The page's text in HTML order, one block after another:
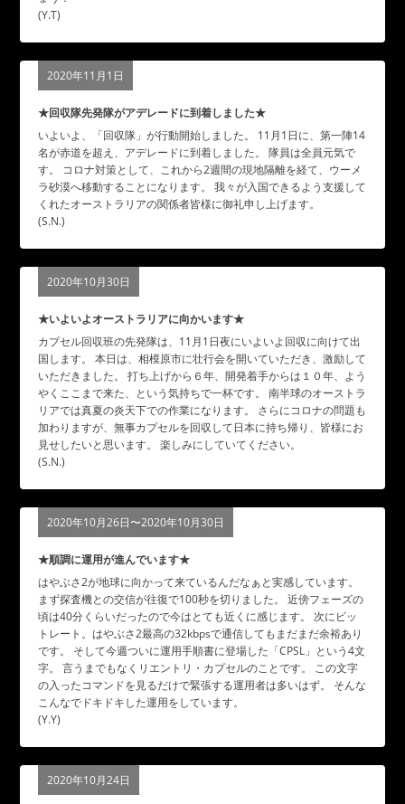
(Y.T)
2020年11月1日
★回収隊先発隊がアデレードに到着しました★
いよいよ、「回収隊」が行動開始しました。 11月1日に、第一陣14
名が赤道を超え、アデレードに到着しました。 隊員は全員元気で
す。 コロナ対策として、これから2週間の現地隔離を経て、ウーメ
ラ砂漠へ移動することになります。 我々が入国できるよう支援して
くれたオーストラリアの関係者皆様に御礼申し上げます。
(S.N.)
2020年10月30日
★いよいよオーストラリアに向かいます★
カプセル回収班の先発隊は、11月1日夜にいよいよ回収に向けて出
国します。 本日は、相模原市に壮行会を開いていただき、激励して
いただきました。 打ち上げから６年、開発着手からは１０年、よう
やくここまで来た、という気持ちで一杯です。 南半球のオーストラ
リアでは真夏の炎天下での作業になります。 さらにコロナの問題も
加わりますが、無事カプセルを回収して日本に持ち帰り、皆様にお
見せしたいと思います。 楽しみにしていてください。
(S.N.)
2020年10月26日〜2020年10月30日
★順調に運用が進んでいます★
はやぶさ2が地球に向かって来ているんだなぁと実感しています。
まず探査機との交信が往復で100秒を切りました。 近傍フェーズの
頃は40分くらいだったので今はとても近くに感じます。 次にビッ
トレート。はやぶさ2最高の32kbpsで通信してもまだまだ余裕あり
です。 そして今週ついに運用手順書に登場した「CPSL」という4文
字。 言うまでもなくリエントリ・カプセルのことです。 この文字
の入ったコマンドを見るだけで緊張する運用者は多いはず。 そんな
こんなでドキドキした運用をしています。
(Y.Y)
2020年10月24日